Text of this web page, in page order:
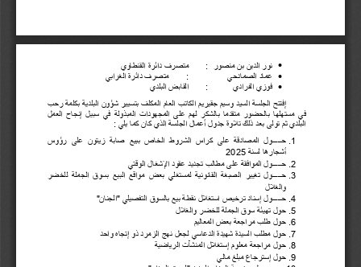
 نور الدین بن منصور :
متصرف دائرة القنطاوي

عماد الصمادحي :
متصرف دائرة الغرابي

فوزي الفرادي :
القابض البلدي
إفتتح
الجلسة السید وسیم جقیریم الكاتب العام المكلف بتسییر شؤون البلدیة بكلمة
رحب
في
مستھلھا بالحضور متقدما بالشكر لھم على المجھودات المبذولة في سبیل إنجاح
العمل
البلدي ثم تولى بعد ذلك تلاوة جدول أعمال الجلسة الذي كان كما یلي :
1 حـــــول المصادقة على كراس الشروط الخاص ببیع صابة زیتون على
رؤوس
أشجارھا لسنة
2025
2
. حـــــول الموافقة على مطالب تجدید عقود الإشغال الوقتي
3
. حـــــول تغییر الصبغة القانونیة لمستغلي بعض مواقع البیع بسوق الجملة
للخضر
والغلال
4
. حـــــول إسناد ترخیص استغلال نقطة بیع بالسوق التفصیلي "الجنان"
5
. حول تھیئة سوق الجملة للخضر والغلال
6
. حول طلب مراجعة بعض المعالیم
7
. حول مطلب السیدة شھیدة الدعاسي لجعل نھج الزمرد ذو إتجاه واحد
8
. حول مراجعة معلوم إستغلال المنشآت الریاضیة
9
. حول إسترجاع مبلغ مالي